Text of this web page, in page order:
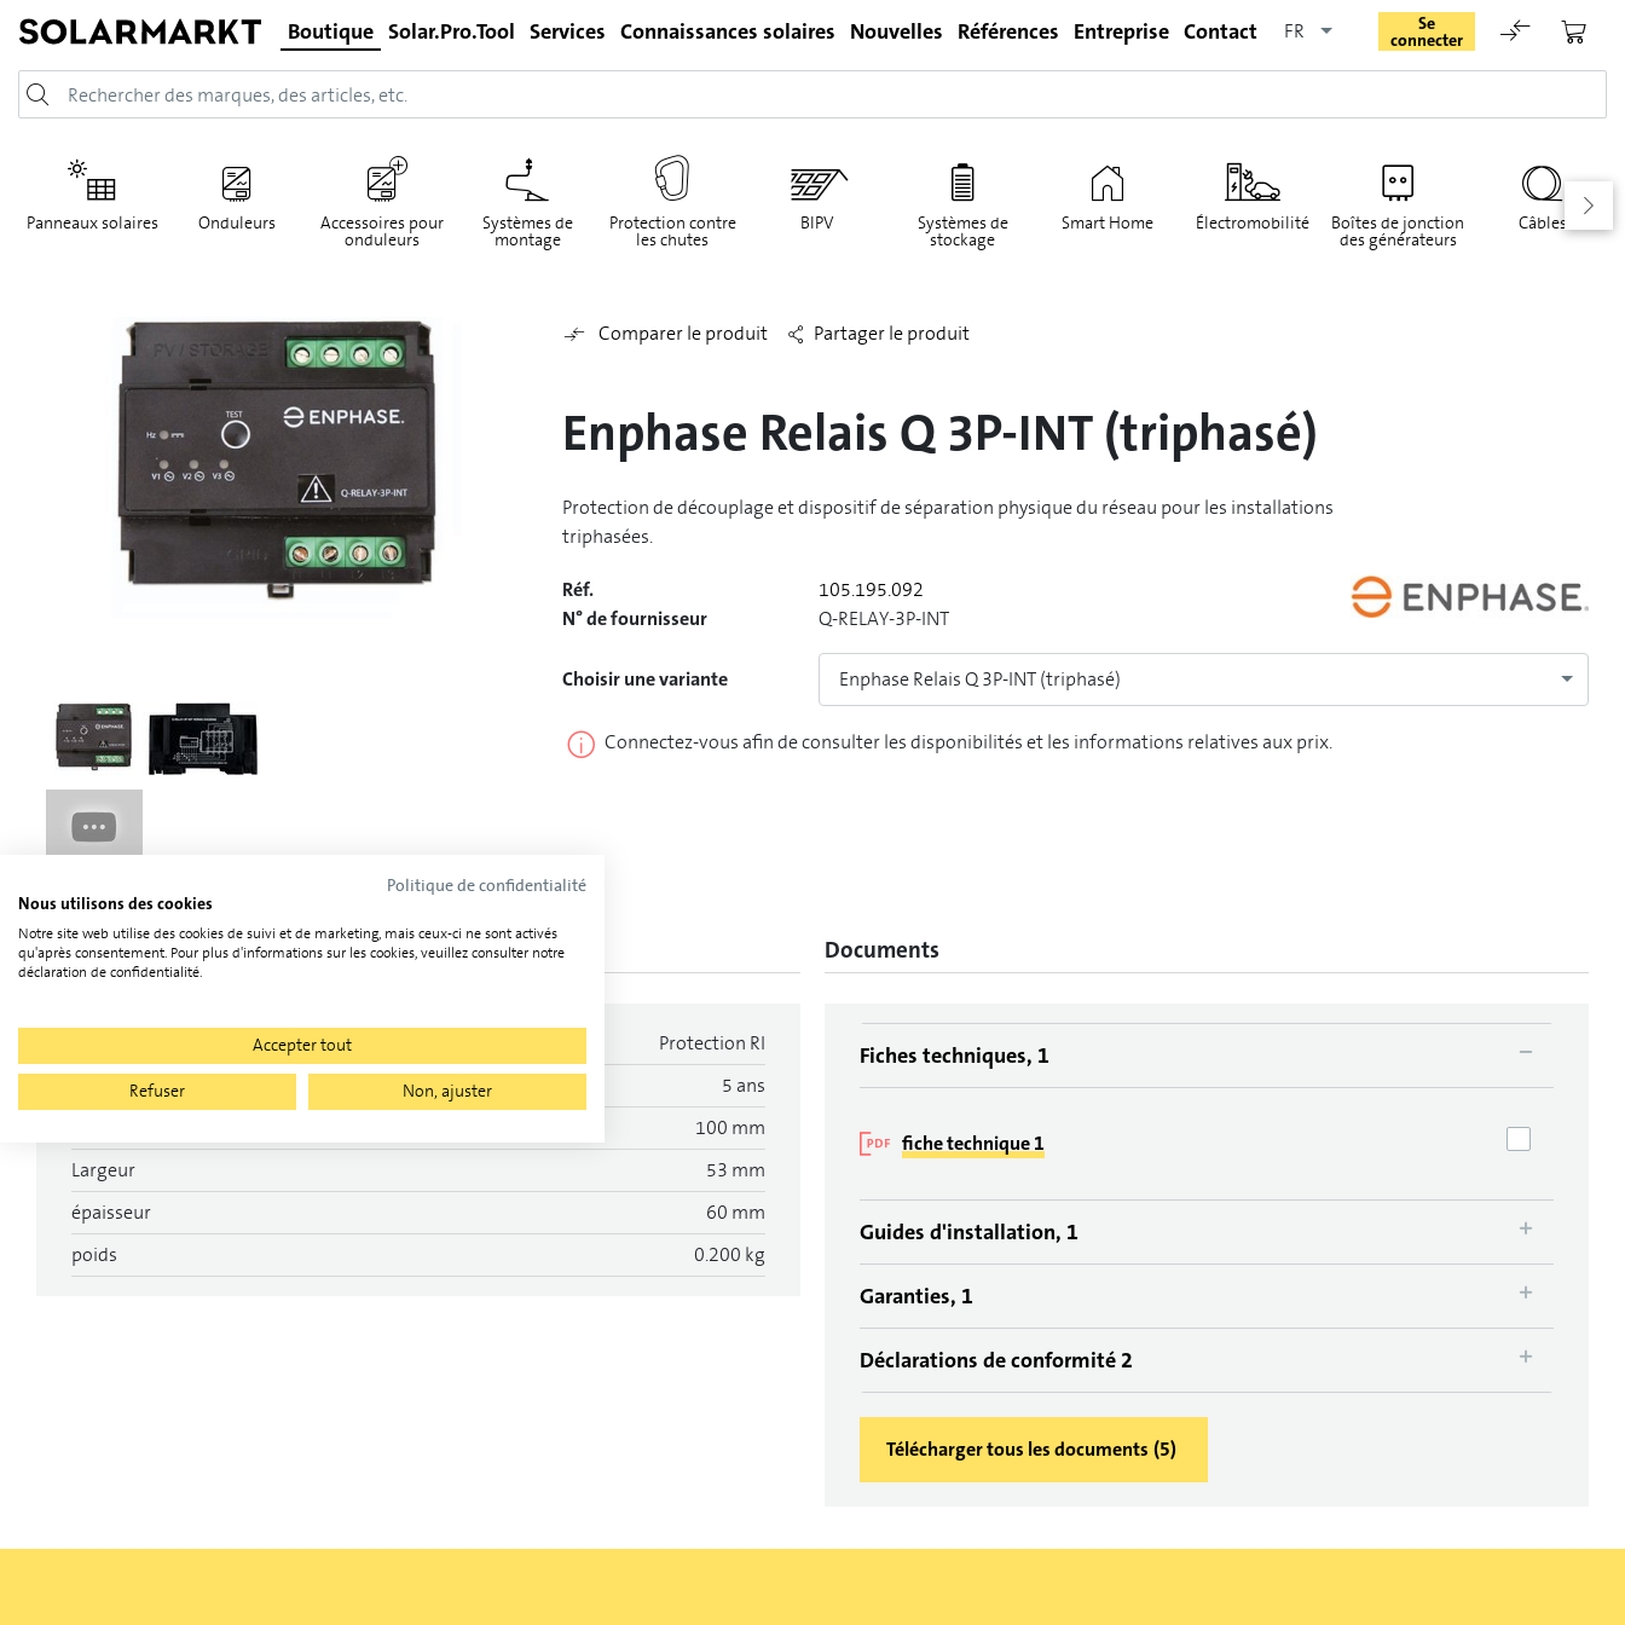
Boutique Solar.Pro.Tool Services Connaissances solaires Nouvelles Références Entreprise Contact FR Se
connecter
Login
Oublié le mot de passe
Demande d'enregistrement pour login
Panneaux solaires Onduleurs Accessoires pour
onduleurs
Systèmes de
montage
Protection contre
les chutes
BIPV Systèmes de
stockage
Smart Home Électromobilité Boîtes de jonction
des générateurs
Câbles
Comparer le produit Partager le produit
Enphase Relais Q 3P-INT (triphasé)
Protection de découplage et dispositif de séparation physique du réseau pour les installations
triphasées.
Réf.
105.195.092
N° de fournisseur
Q-RELAY-3P-INT
Choisir une variante Enphase Relais Q 3P-INT (triphasé)
Connectez-vous afin de consulter les disponibilités et les informations relatives aux prix.
Caractéristiques techniques
Protection RI
Garantie produit
5 ans
100 mm
Largeur
53 mm
épaisseur
60 mm
poids
0.200 kg
Documents
Fiches techniques, 1
fiche technique 1
Guides d'installation, 1
Garanties, 1
Déclarations de conformité 2
Télécharger tous les documents (5)
Politique de confidentialité
Nous utilisons des cookies
Notre site web utilise des cookies de suivi et de marketing, mais ceux-ci ne sont activés
qu'après consentement. Pour plus d'informations sur les cookies, veuillez consulter notre
déclaration de confidentialité.
Accepter tout
Refuser
Non, ajuster